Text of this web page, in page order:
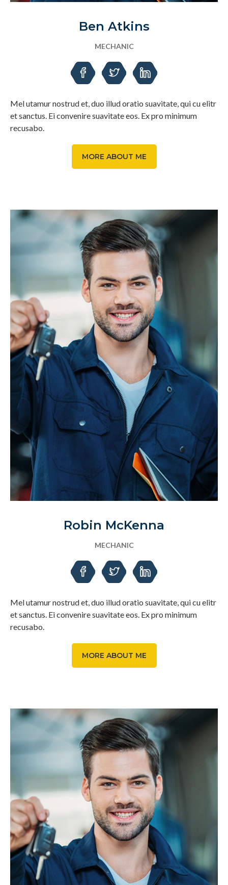
Ben Atkins
MECHANIC
Mel utamur nostrud et, duo illud oratio suavitate, qui cu elitr
et sanctus. Ei convenire suavitate eos. Ex pro minimum
recusabo.
MORE ABOUT ME
Robin McKenna
MECHANIC
Mel utamur nostrud et, duo illud oratio suavitate, qui cu elitr
et sanctus. Ei convenire suavitate eos. Ex pro minimum
recusabo.
MORE ABOUT ME